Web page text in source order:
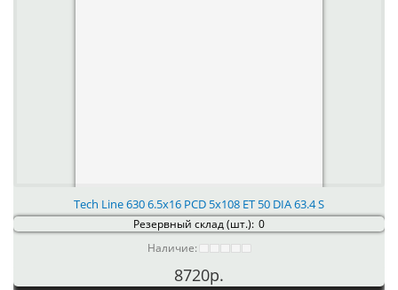
Tech Line 630 6.5x16 PCD 5x108 ET 50 DIA 63.4 S
Резервный склад (шт.): 0
Наличие:
8720р.